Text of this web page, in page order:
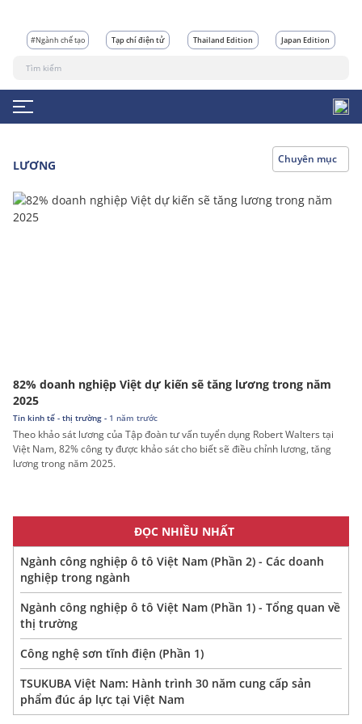
#Ngành chế tạo Tạp chí điện tử Thailand Edition Japan Edition
LƯƠNG Chuyên mục
82% doanh nghiệp Việt dự kiến sẽ tăng lương trong năm
2025
Tin kinh tế - thị trường - 1 năm trước
Theo khảo sát lương của Tập đoàn tư vấn tuyển dụng Robert Walters tại
Việt Nam, 82% công ty được khảo sát cho biết sẽ điều chỉnh lương, tăng
lương trong năm 2025.
ĐỌC NHIỀU NHẤT
Ngành công nghiệp ô tô Việt Nam (Phần 2) - Các doanh
nghiệp trong ngành
Ngành công nghiệp ô tô Việt Nam (Phần 1) - Tổng quan về
thị trường
Công nghệ sơn tĩnh điện (Phần 1)
TSUKUBA Việt Nam: Hành trình 30 năm cung cấp sản
phẩm đúc áp lực tại Việt Nam